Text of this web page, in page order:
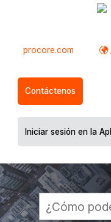
procore.com
Contáctenos
Iniciar sesión en la